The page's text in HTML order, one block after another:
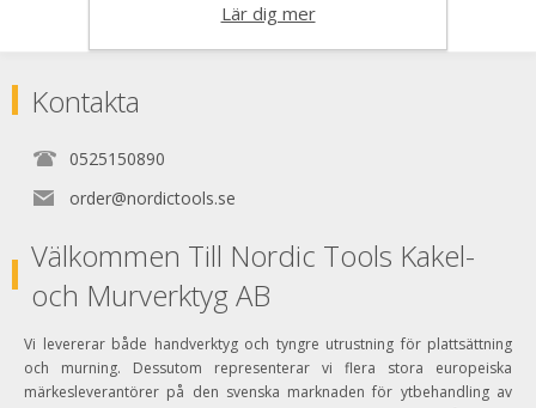
Kontakta
0525150890
order@nordictools.se
Välkommen Till Nordic Tools Kakel-
och Murverktyg AB
Vi levererar både handverktyg och tyngre utrustning för plattsättning
och murning. Dessutom representerar vi flera stora europeiska
märkesleverantörer på den svenska marknaden för ytbehandling av
Lär dig mer